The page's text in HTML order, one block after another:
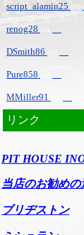
script_alamin25 on
renog28 on
DSmith86
Pure858
MMiller91
リンク
PIT HOUSE
当店のお勧めの
ブリヂストン